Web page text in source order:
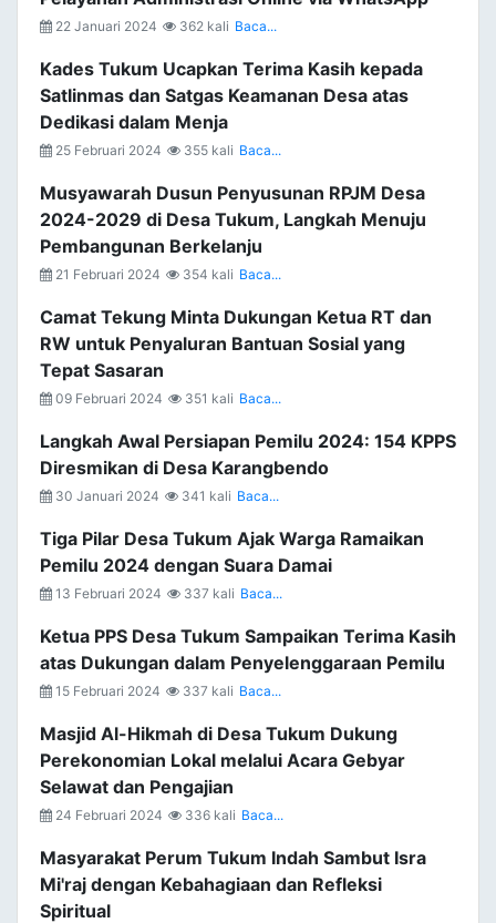
22 Januari 2024 362 kali Baca...
Kades Tukum Ucapkan Terima Kasih kepada
Satlinmas dan Satgas Keamanan Desa atas
Dedikasi dalam Menja
25 Februari 2024 355 kali Baca...
Musyawarah Dusun Penyusunan RPJM Desa
2024-2029 di Desa Tukum, Langkah Menuju
Pembangunan Berkelanju
21 Februari 2024 354 kali Baca...
Camat Tekung Minta Dukungan Ketua RT dan
RW untuk Penyaluran Bantuan Sosial yang
Tepat Sasaran
09 Februari 2024 351 kali Baca...
Langkah Awal Persiapan Pemilu 2024: 154 KPPS
Diresmikan di Desa Karangbendo
30 Januari 2024 341 kali Baca...
Tiga Pilar Desa Tukum Ajak Warga Ramaikan
Pemilu 2024 dengan Suara Damai
13 Februari 2024 337 kali Baca...
Ketua PPS Desa Tukum Sampaikan Terima Kasih
atas Dukungan dalam Penyelenggaraan Pemilu
15 Februari 2024 337 kali Baca...
Masjid Al-Hikmah di Desa Tukum Dukung
Perekonomian Lokal melalui Acara Gebyar
Selawat dan Pengajian
24 Februari 2024 336 kali Baca...
Masyarakat Perum Tukum Indah Sambut Isra
Mi'raj dengan Kebahagiaan dan Refleksi
Spiritual